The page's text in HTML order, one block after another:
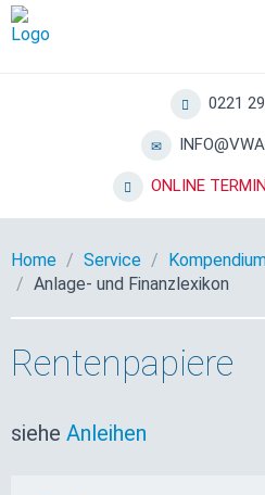
0221
ONLINE
Home Service
Anlage- und Finanzlexikon
Rentenpapiere
siehe Anleihen